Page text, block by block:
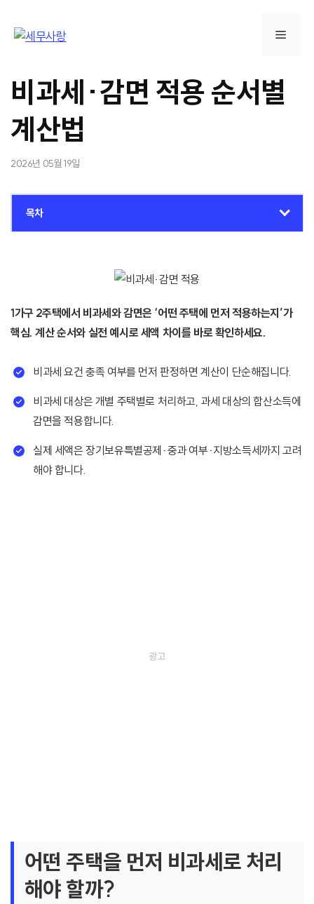
메
비과세·감면 적용 순서별
계산법
2026년 05월 19일
목차
1가구 2주택에서 비과세와 감면은 ‘어떤 주택에 먼저 적용하는지’가
핵심. 계산 순서와 실전 예시로 세액 차이를 바로 확인하세요.
비과세 요건 충족 여부를 먼저 판정하면 계산이 단순해집니다.
비과세 대상은 개별 주택별로 처리하고, 과세 대상의 합산소득에
감면을 적용합니다.
실제 세액은 장기보유특별공제·중과 여부·지방소득세까지 고려
해야 합니다.
어떤 주택을 먼저 비과세로 처리
해야 할까?